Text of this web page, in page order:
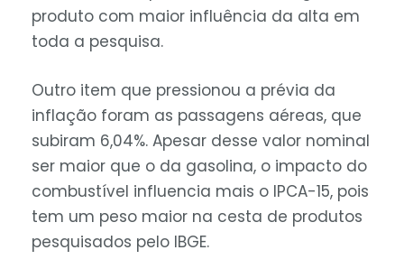
produto com maior influência da alta em
toda a pesquisa.
Outro item que pressionou a prévia da
inflação foram as passagens aéreas, que
subiram 6,04%. Apesar desse valor nominal
ser maior que o da gasolina, o impacto do
combustível influencia mais o IPCA-15, pois
tem um peso maior na cesta de produtos
pesquisados pelo IBGE.